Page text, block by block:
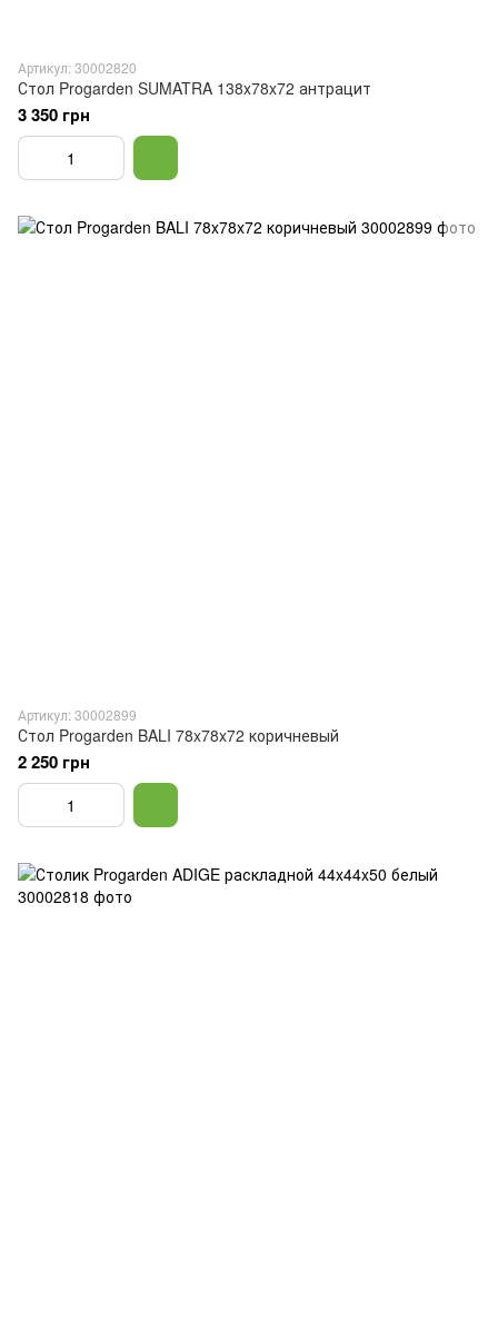
Артикул: 30002820
Стол Progarden SUMATRA 138x78x72 антрацит
3 350 грн
Артикул: 30002899
Стол Progarden BALI 78x78x72 коричневый
2 250 грн